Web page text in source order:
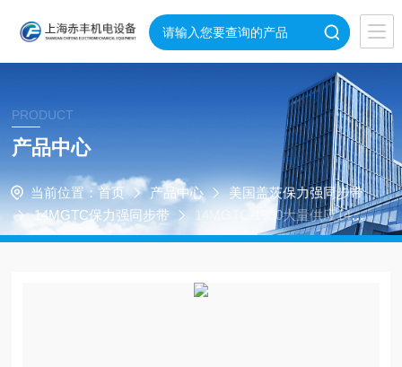
PRODUCT
产品中心
当前位置： 首页 产品中心
美国盖茨保力强同步带
14MGTC保力强同步带
14MGTC-1960大量供应14M
GTC-1960进口美国保力强同步带